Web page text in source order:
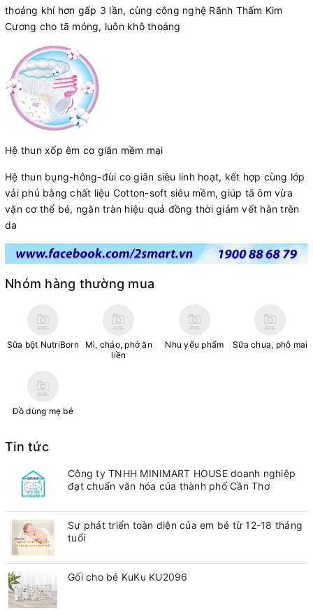
thoáng khí hơn gấp 3 lần, cùng công nghệ Rãnh Thấm Kim
Cương cho tã mỏng, luôn khô thoáng
Hệ thun xốp êm co giãn mềm mại
Hệ thun bụng-hông-đùi co giãn siêu linh hoạt, kết hợp cùng lớp
vải phủ bằng chất liệu Cotton-soft siêu mềm, giúp tã ôm vừa
vặn cơ thể bé, ngăn tràn hiệu quả đồng thời giảm vết hằn trên
da
Nhóm hàng thường mua
Sữa bột NutriBorn
Mì, cháo, phở ăn
liền
Nhu yếu phẩm Sữa chua, phô mai
Đồ dùng mẹ bé
Tin tức
Công ty TNHH MINIMART HOUSE doanh nghiệp
đạt chuẩn văn hóa của thành phố Cần Thơ
Sự phát triển toàn diện của em bé từ 12-18 tháng
tuổi
Gối cho bé KuKu KU2096